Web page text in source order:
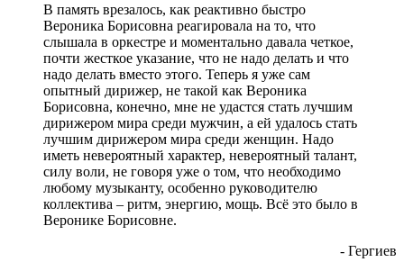
В память врезалось, как реактивно быстро
Вероника Борисовна реагировала на то, что
слышала в оркестре и моментально давала четкое,
почти жесткое указание, что не надо делать и что
надо делать вместо этого. Теперь я уже сам
опытный дирижер, не такой как Вероника
Борисовна, конечно, мне не удастся стать лучшим
дирижером мира среди мужчин, а ей удалось стать
лучшим дирижером мира среди женщин. Надо
иметь невероятный характер, невероятный талант,
силу воли, не говоря уже о том, что необходимо
любому музыканту, особенно руководителю
коллектива – ритм, энергию, мощь. Всё это было в
Веронике Борисовне.
- Гергиев